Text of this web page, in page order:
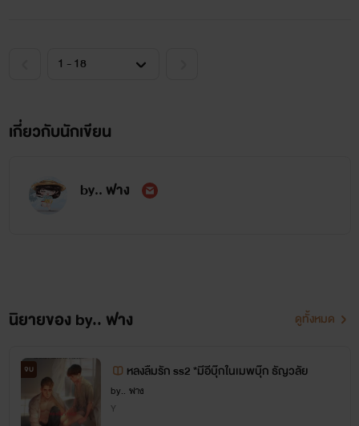
พลันบุรุษหนึ่งนั้นก็หายตัว ตาพล่ามัวด้วยตัวไม่เจียมตน
โลกกว้างใหญ่เจ้าไม่ประมาณตน จำเจ็บจนต้องปลอบตนด้วย
น้ำตา
เกี่ยวกับนักเขียน
by.. ฟาง
นิยายของ by.. ฟาง ดูทั้งหมด
จบ หลงลืมรัก ss2 *มีอีบุ๊กในเมพบุ๊ก ธัญวลัย
by.. ฟาง
Y